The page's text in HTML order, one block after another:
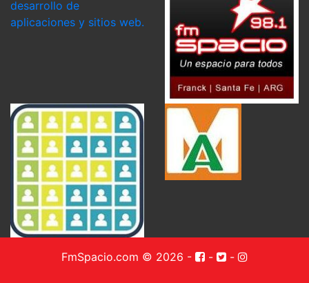
FmSpacio.com © 2026 - - -